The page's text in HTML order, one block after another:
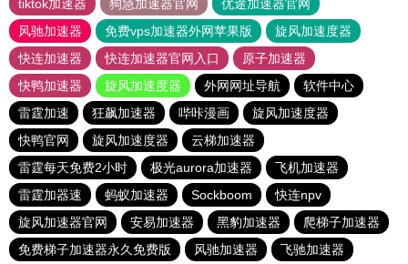
tiktok加速器
狗急加速器官网
优途加速器官网
风驰加速器
免费vps加速器外网苹果版
旋风加速度器
快连加速器
快连加速器官网入口
原子加速器
快鸭加速器
旋风加速度器 外网网址导航
软件中心
雷霆加速
狂飙加速器 哔咔漫画
旋风加速度器
快鸭官网
旋风加速度器
云梯加速器
雷霆每天免费2小时
极光aurora加速器
飞机加速器
雷霆加器速
蚂蚁加速器 Sockboom
快连npv
旋风加速器官网
安易加速器 黑豹加速器
爬梯子加速器
免费梯子加速器永久免费版
风驰加速器
飞驰加速器